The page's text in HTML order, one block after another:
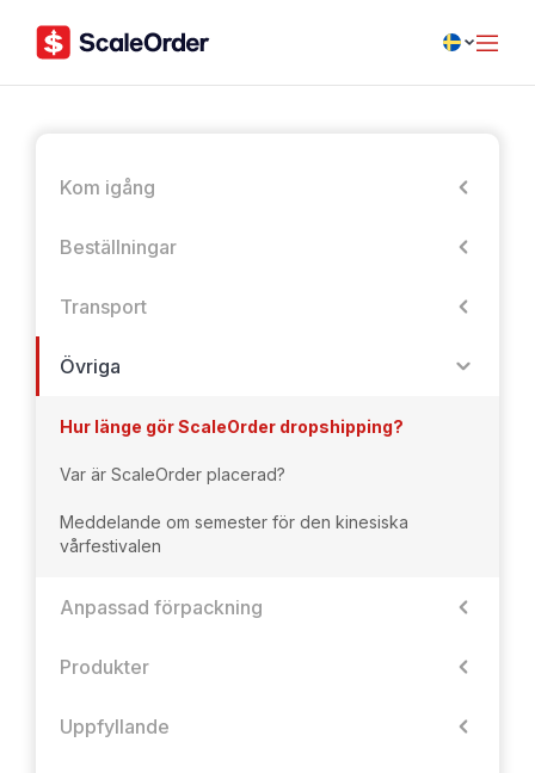
Kom igång
Beställningar
Transport
Övriga
Hur länge gör ScaleOrder dropshipping?
Var är ScaleOrder placerad?
Meddelande om semester för den kinesiska
vårfestivalen
Anpassad förpackning
Produkter
Uppfyllande